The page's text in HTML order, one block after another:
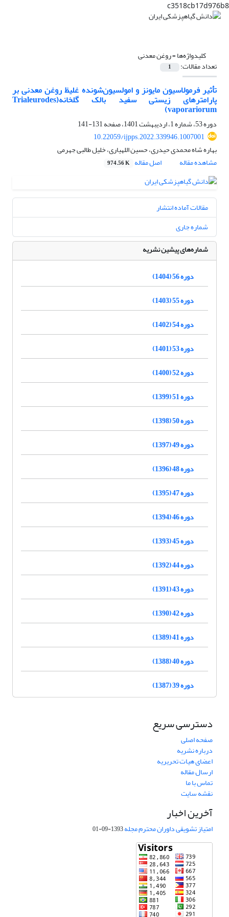
c3518cb17d976b8
کلیدواژه‌ها =روغن معدنی
تعداد مقالات: 1
تأثیر فرمولاسیون مایونز و امولسیون‌شونده غلیظ روغن معدنی بر
پارامترهای زیستی سفید بالک گلخانه(Trialeurodes
vaporariorum)
دوره 53، شماره 1، اردیبهشت 1401، صفحه
131-141
10.22059/ijpps.2022.339946.1007001
بهاره شاه محمدی حیدری، حسین اللهیاری، خلیل طالبی جهرمی
مشاهده مقاله
اصل مقاله 974.56 K
مقالات آماده انتشار
شماره جاری
شماره‌های پیشین نشریه
دوره 56 (1404)
دوره 55 (1403)
دوره 54 (1402)
دوره 53 (1401)
دوره 52 (1400)
دوره 51 (1399)
دوره 50 (1398)
دوره 49 (1397)
دوره 48 (1396)
دوره 47 (1395)
دوره 46 (1394)
دوره 45 (1393)
دوره 44 (1392)
دوره 43 (1391)
دوره 42 (1390)
دوره 41 (1389)
دوره 40 (1388)
دوره 39 (1387)
دسترسی سریع
صفحه اصلی
درباره نشریه
اعضای هیات تحریریه
ارسال مقاله
تماس با ما
نقشه سایت
آخرین اخبار
امتیاز تشویقی داوران محترم مجله1393-09-01